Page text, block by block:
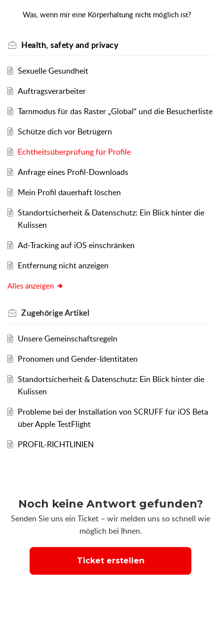
Was, wenn mir eine Körperhaltung nicht möglich ist?
Health, safety and privacy
Sexuelle Gesundheit
Auftragsverarbeiter
Tarnmodus für das Raster „Global“ und die Besucherliste
Schütze dich vor Betrügern
Echtheitsüberprüfung für Profile
Anfrage eines Profil-Downloads
Mein Profil dauerhaft löschen
Standortsicherheit & Datenschutz: Ein Blick hinter die
Kulissen
Ad-Tracking auf iOS einschränken
Entfernung nicht anzeigen
Alles anzeigen
ZugehörigeArtikel
Unsere Gemeinschaftsregeln
Pronomen und Gender-Identitäten
Standortsicherheit & Datenschutz: Ein Blick hinter die
Kulissen
Probleme bei der Installation von SCRUFF für iOS Beta
über Apple TestFlight
PROFIL-RICHTLINIEN
Noch keine Antwort gefunden?
Senden Sie uns ein Ticket – wir melden uns so schnell wie
möglich bei Ihnen.
Ticket erstellen